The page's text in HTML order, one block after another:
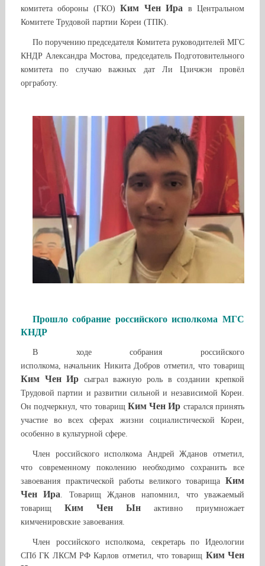
комитета обороны (ГКО)Ким Чен Ира в Центральном
Комитете Трудовой партии Кореи (ТПК).
По поручению председателя Комитета руководителей МГС
КНДР Александра Мостова, председатель Подготовительного
комитета по случаю важных дат Ли Цзичжэн провёл
оргработу.
Прошло собрание российского исполкома МГС
КНДР
В ходе собрания российского
исполкома, начальник Никита Добров отметил, что товарищ
Ким Чен Ир сыграл важную роль в создании крепкой
Трудовой партии и развитии сильной и независимой Кореи.
Он подчеркнул, что товарищ Ким Чен Ир старался принять
участие во всех сферах жизни социалистической Кореи,
особенно в культурной сфере.
Член российского исполкома Андрей Жданов отметил,
что современному поколению необходимо сохранить все
завоевания практической работы великого товарища Ким
Чен Ира. Товарищ Жданов напомнил, что уважаемый
товарищ Ким Чен Ынактивно приумножает
кимченировские завоевания.
Член российского исполкома, секретарь по Идеологии
СПб ГК ЛКСМ РФ Карлов отметил, что товарищ Ким Чен